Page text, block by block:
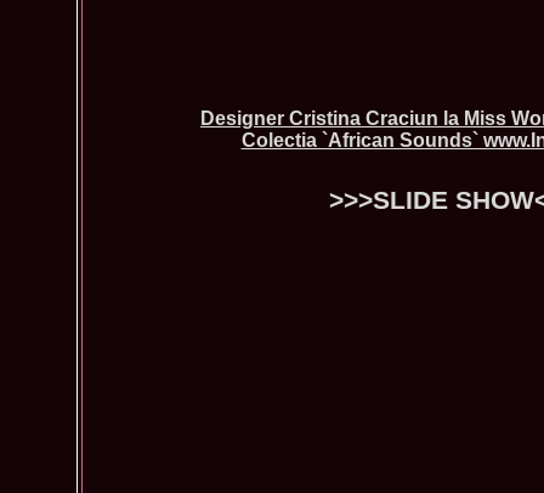
Designer Cristina Craciun la Miss
Colectia `African Sounds`
>>>SLIDE